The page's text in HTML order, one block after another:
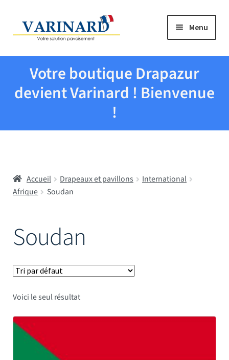
Aller à la navigation
Aller au contenu Menu
Tous les produits
Drapeaux et pavillons
Écoles
Mâts
Votre boutique Drapazur
devient Varinard ! Bienvenue
!
Accueil Drapeaux et pavillons
International
Afrique
Soudan
Soudan
Voici le seul résultat